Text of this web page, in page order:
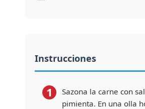
Instrucciones
1
Sazona la carne con
pimienta. En una olla